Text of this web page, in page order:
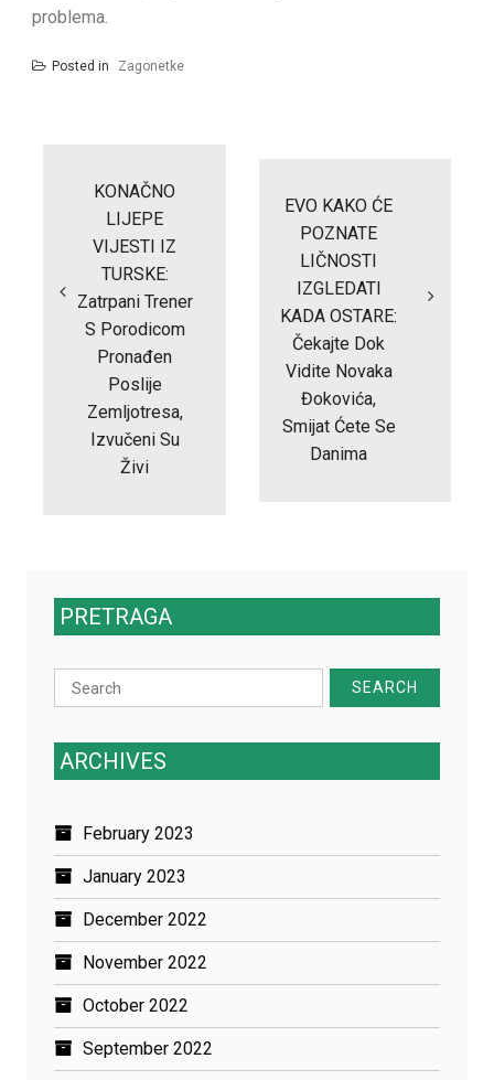
problema.
Posted in Zagonetke
KONAČNO
LIJEPE
VIJESTI IZ
TURSKE:
Zatrpani Trener
S Porodicom
Pronađen
Poslije
Zemljotresa,
Izvučeni Su
Živi
EVO KAKO ĆE
POZNATE
LIČNOSTI
IZGLEDATI
KADA OSTARE:
Čekajte Dok
Vidite Novaka
Đokovića,
Smijat Ćete Se
Danima
PRETRAGA
Search
for:
ARCHIVES
February 2023
January 2023
December 2022
November 2022
October 2022
September 2022